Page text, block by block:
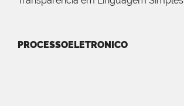
PROCESSOELETRONICO